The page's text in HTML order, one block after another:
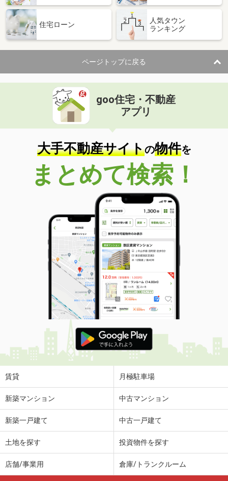
住宅ローン
人気タウン
ランキング
ページトップに戻る
goo住宅・不動産
アプリ
大手不動産サイトの物件を
まとめて検索！
賃貸 月極駐車場
新築マンション 中古マンション
新築一戸建て 中古一戸建て
土地を探す 投資物件を探す
店舗/事業用 倉庫/トランクルーム